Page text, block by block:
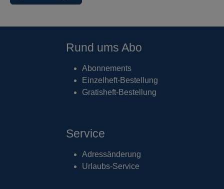
Rund ums Abo
Abonnements
Einzelheft-Bestellung
Gratisheft-Bestellung
Service
Adressänderung
Urlaubs-Service